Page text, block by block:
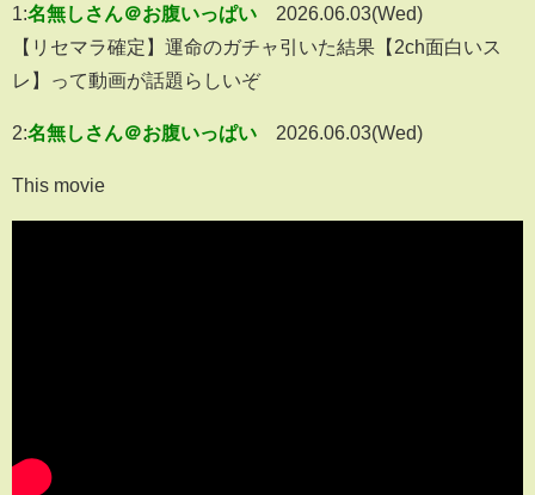
1:名無しさん＠お腹いっぱい
2026.06.03(Wed)
【リセマラ確定】運命のガチャ引いた結果【2ch面白いス
レ】って動画が話題らしいぞ
2:名無しさん＠お腹いっぱい 2026.06.03(Wed)
This movie